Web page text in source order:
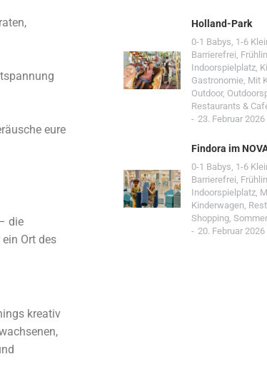
eure
die
Ort des
kreativ
Holland-Park
0-1 Babys, 1-6
Barrierefrei,
Indoorspielplatz,
Gastronomie, Mit
Outdoor,
Restaurants &
23. Februar 2026
Findora im
0-1 Babys, 1-6
Barrierefrei,
Indoorspielplatz,
Kinderwagen,
Shopping, Sommer
20. Februar 2026